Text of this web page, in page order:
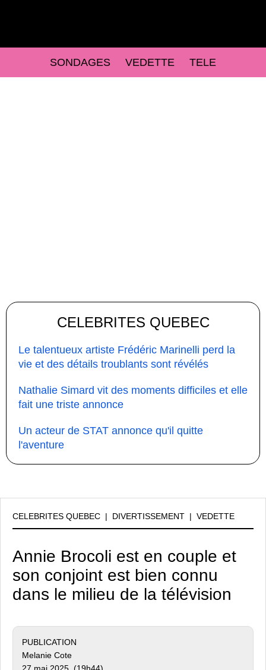
SONDAGES VEDETTE TELE
CELEBRITES QUEBEC
Le talentueux artiste Frédéric Marinelli perd la
vie et des détails troublants sont révélés
Nathalie Simard vit des moments difficiles et elle
fait une triste annonce
Un acteur de STAT annonce qu'il quitte
l'aventure
CELEBRITES QUEBEC | DIVERTISSEMENT | VEDETTE
Annie Brocoli est en couple et
son conjoint est bien connu
dans le milieu de la télévision
PUBLICATION
Melanie Cote